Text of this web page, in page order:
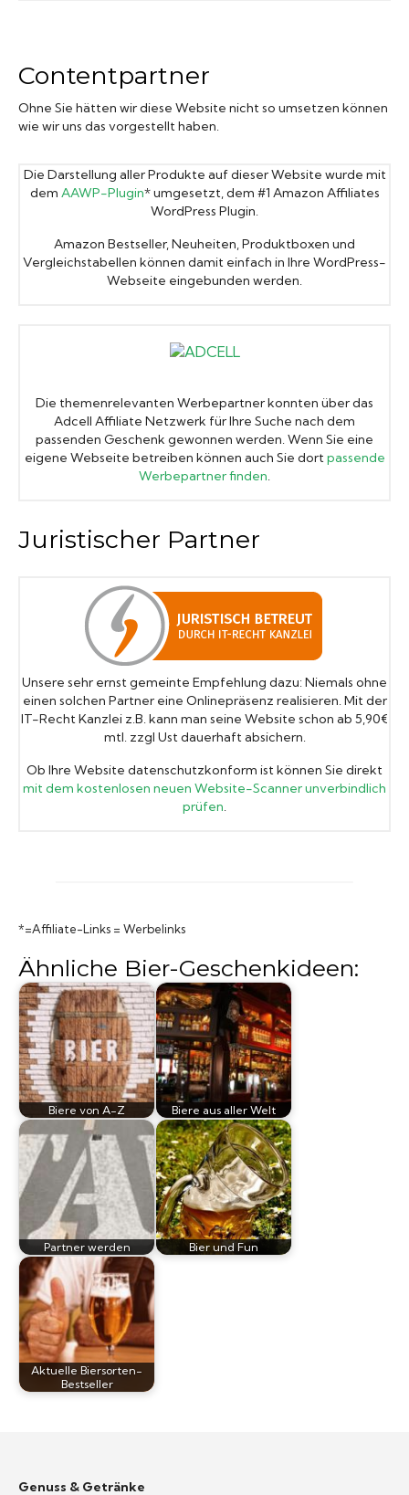
Contentpartner
Ohne Sie hätten wir diese Website nicht so umsetzen können
wie wir uns das vorgestellt haben.
Die Darstellung aller Produkte auf dieser Website wurde mit
dem AAWP-Plugin* umgesetzt, dem #1 Amazon Affiliates
WordPress Plugin.
Amazon Bestseller, Neuheiten, Produktboxen und
Vergleichstabellen können damit einfach in Ihre WordPress-
Webseite eingebunden werden.
Die themenrelevanten Werbepartner konnten über das
Adcell Affiliate Netzwerk für Ihre Suche nach dem
passenden Geschenk gewonnen werden. Wenn Sie eine
eigene Webseite betreiben können auch Sie dortpassende
Werbepartner finden.
Juristischer Partner
Unsere sehr ernst gemeinte Empfehlung dazu: Niemals ohne
einen solchen Partner eine Onlinepräsenz realisieren. Mit der
IT-Recht Kanzlei z.B. kann man seine Website schon ab 5,90€
mtl. zzgl Ust dauerhaft absichern.
Ob Ihre Website datenschutzkonform ist können Sie direkt
mit dem kostenlosen neuen Website-Scanner unverbindlich
prüfen.
*=Affiliate-Links = Werbelinks
Ähnliche Bier-Geschenkideen:
Biere von A-Z Biere aus aller Welt
Partner werden Bier und Fun
Aktuelle Biersorten-
Bestseller
Genuss & Getränke